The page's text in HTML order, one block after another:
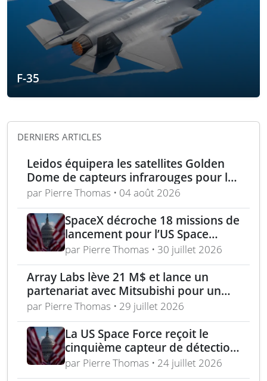
F-35
DERNIERS ARTICLES
Leidos équipera les satellites Golden
Dome de capteurs infrarouges pour la
défense antimissile
par Pierre Thomas • 04 août 2026
SpaceX décroche 18 missions de
lancement pour l’US Space
Force dans des contrats à 1,6
Md$
par Pierre Thomas • 30 juillet 2026
Array Labs lève 21 M$ et lance un
partenariat avec Mitsubishi pour un
suivi satellite défense
par Pierre Thomas • 29 juillet 2026
La US Space Force reçoit le
cinquième capteur de détection
nucléaire nouvelle génération
par Pierre Thomas • 24 juillet 2026